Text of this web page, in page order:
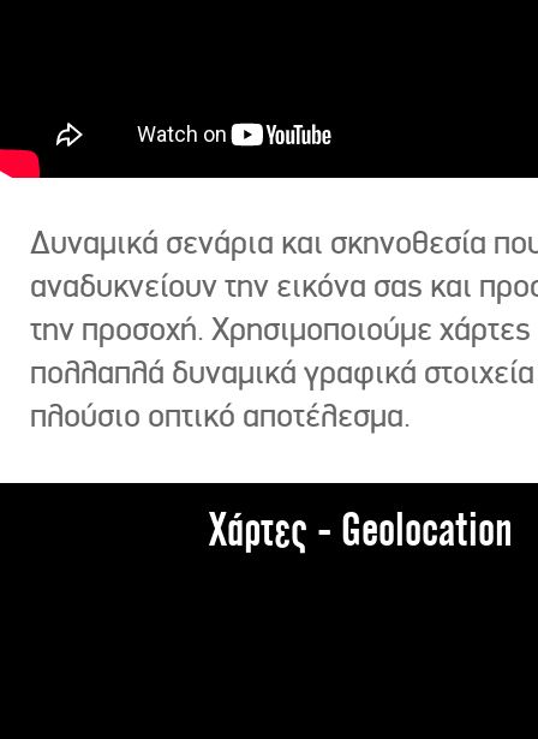
Δυναμικά σενάρια και σκηνοθεσία
αναδυκνείουν την εικόνα σας και
την προσοχή. Χρησιμοποιούμε χάρτες
πολλαπλά δυναμικά γραφικά στοιχεία
πλούσιο οπτικό αποτέλεσμα.
Χάρτες - Geolocation